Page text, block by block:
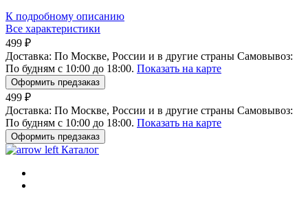
К подробному описанию
Все характеристики
499 ₽
Доставка: По Москве, России и в другие страны Самовывоз:
По будням с 10:00 до 18:00. Показать на карте
Оформить предзаказ
499 ₽
Доставка: По Москве, России и в другие страны Самовывоз:
По будням с 10:00 до 18:00. Показать на карте
Оформить предзаказ
Каталог